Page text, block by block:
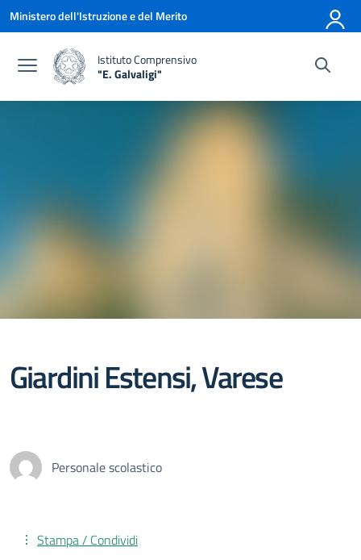
Vai ai contenuti
Vai al menu di navigazione
Vai al footer
Ministero dell'Istruzione e del Merito
Istituto Comprensivo
"E. Galvaligi"
— Visita la pagina iniziale della scuola
Giardini Estensi, Varese
Personale scolastico
Stampa / Condividi